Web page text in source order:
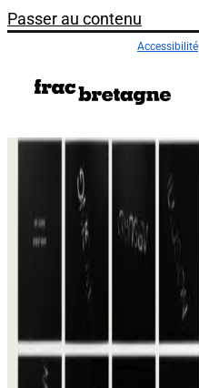
Passer au contenu
Accessibilité